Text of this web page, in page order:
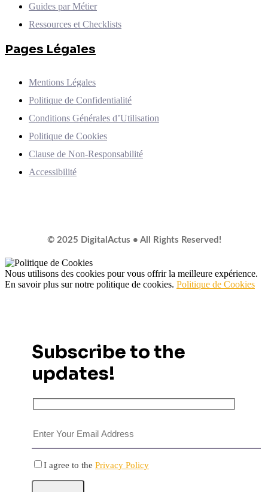
Guides par Métier
Ressources et Checklists
Pages Légales
Mentions Légales
Politique de Confidentialité
Conditions Générales d’Utilisation
Politique de Cookies
Clause de Non-Responsabilité
Accessibilité
© 2025 DigitalActus • All Rights Reserved!
Nous utilisons des cookies pour vous offrir la meilleure expérience.
En savoir plus sur notre politique de cookies. Politique de Cookies
Subscribe to the
updates!
I agree to the Privacy Policy